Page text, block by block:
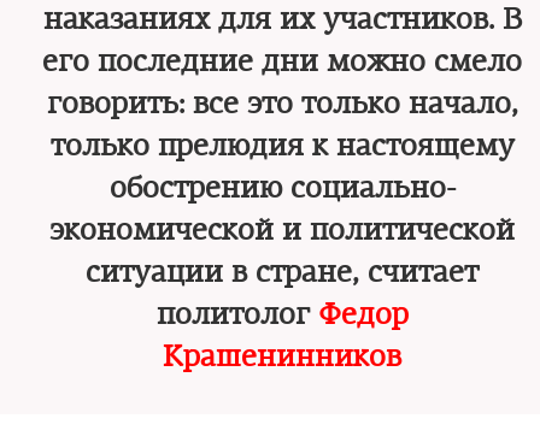
наказаниях для их участников. В
его последние дни можно смело
говорить: все это только начало,
только прелюдия к настоящему
обострению социально-
экономической и политической
ситуации в стране, считает
политолог Федор
Крашенинников